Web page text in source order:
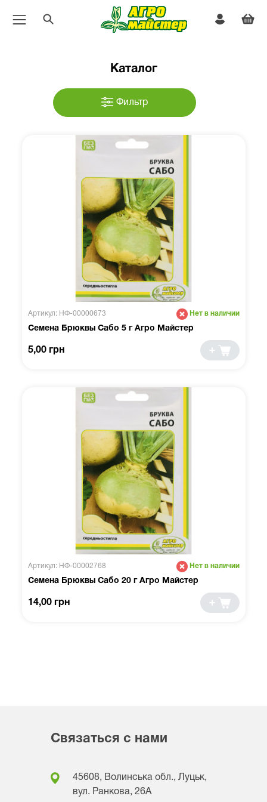
Каталог
Фильтр
Артикул: НФ-00000673 Нет в наличии
Семена Брюквы Сабо 5 г Агро Майстер
5,00 грн
Артикул: НФ-00002768 Нет в наличии
Семена Брюквы Сабо 20 г Агро Майстер
14,00 грн
Связаться с нами
45608, Волинська обл., Луцьк,
вул. Ранкова, 26A